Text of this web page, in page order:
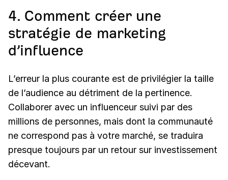
4. Comment créer une
stratégie de marketing
d’influence
L’erreur la plus courante est de privilégier la taille
de l’audience au détriment de la pertinence.
Collaborer avec un influenceur suivi par des
millions de personnes, mais dont la communauté
ne correspond pas à votre marché, se traduira
presque toujours par un retour sur investissement
décevant.